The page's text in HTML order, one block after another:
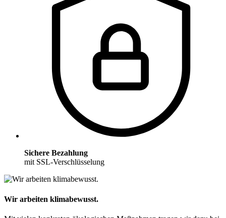
Sichere Bezahlung
mit SSL-Verschlüsselung
Wir arbeiten klimabewusst.